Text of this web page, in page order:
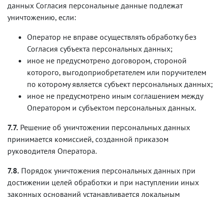
данных Согласия персональные данные подлежат
уничтожению, если:
Оператор не вправе осуществлять обработку без
Согласия субъекта персональных данных;
иное не предусмотрено договором, стороной
которого, выгодоприобретателем или поручителем
по которому является субъект персональных данных;
иное не предусмотрено иным соглашением между
Оператором и субъектом персональных данных.
7.7. Решение об уничтожении персональных данных
принимается комиссией, созданной приказом
руководителя Оператора.
7.8. Порядок уничтожения персональных данных при
достижении целей обработки и при наступлении иных
законных оснований устанавливается локальным